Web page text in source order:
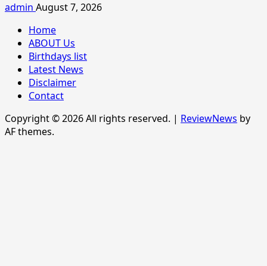
admin August 7, 2026
Home
ABOUT Us
Birthdays list
Latest News
Disclaimer
Contact
Copyright © 2026 All rights reserved. | ReviewNews by
AF themes.